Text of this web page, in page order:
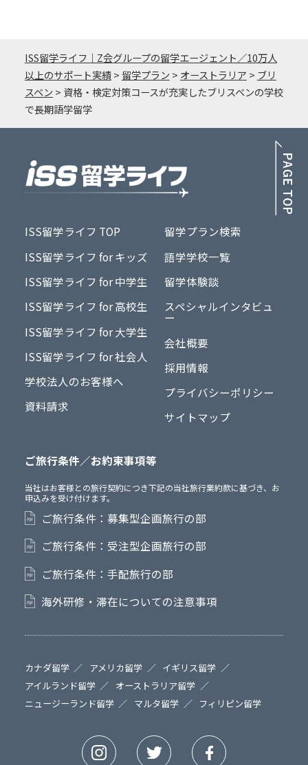
ISS留学ライフ｜Z会グループの留学エージェント／10万人
以上のサポート実績> 留学プラン > オーストラリア > ブリ
スベン > 資格・検定対策コースが充実したブリスベンの学校
で長期語学留学
ISS留学ライフ TOP
ISS留学ライフ for キッズ
ISS留学ライフ for 中学生
ISS留学ライフ for 高校生
ISS留学ライフ for 大学生
ISS留学ライフ for 社会人
学校法人のお客様へ
資料請求
留学プラン検索
語学学校一覧
留学体験談
スペシャルインタビュ
ー
会社概要
採用情報
プライバシーポリシー
サイトマップ
ご旅行条件／お約束事項等
当社はお客様との旅行契約につき下記の当社旅行業約款に基づき、お
申込みを受け付けます。
ご旅行条件：募集型企画旅行の部
ご旅行条件：受注型企画旅行の部
ご旅行条件：手配旅行の部
海外研修・滞在についての注意事項
カナダ留学 アメリカ留学
イギリス留学
アイルランド留学
オーストラリア留学
ニュージーランド留学
マルタ留学 フィリピン留学